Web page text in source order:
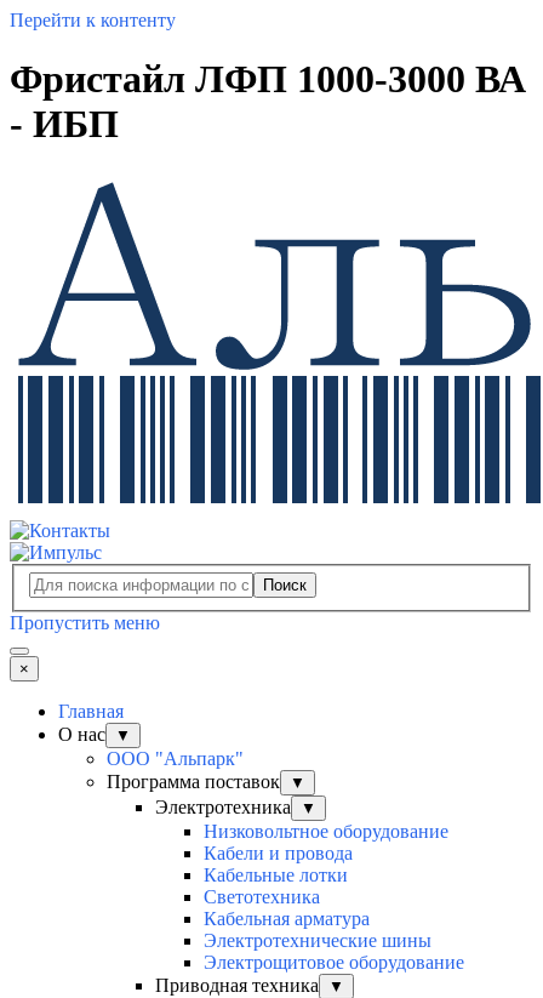
Перейти к контенту
Фристайл ЛФП 1000-3000 ВА
- ИБП
Поиск
Пропустить меню
×
Главная
О нас
▼
ООО "Альпарк"
Программа поставок
▼
Электротехника ▼
Низковольтное оборудование
Кабели и провода
Кабельные лотки
Светотехника
Кабельная арматура
Электротехнические шины
Электрощитовое оборудование
Приводная техника
▼